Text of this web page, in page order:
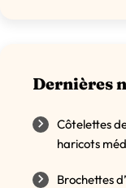
Dernières
Côtelettes
haricots
Brochettes